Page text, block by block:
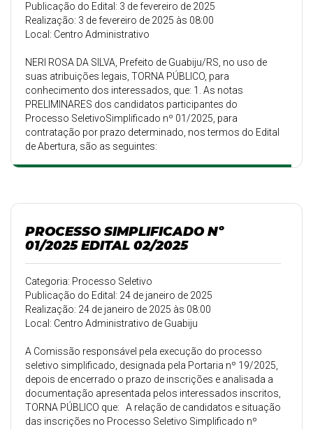
Publicação do Edital: 3 de fevereiro de 2025
Realização: 3 de fevereiro de 2025 às 08:00
Local: Centro Administrativo
NERI ROSA DA SILVA, Prefeito de Guabiju/RS, no uso de
suas atribuições legais, TORNA PÚBLICO, para
conhecimento dos interessados, que: 1. As notas
PRELIMINARES dos candidatos participantes do
Processo SeletivoSimplificado nº 01/2025, para
contratação por prazo determinado, nos termos do Edital
de Abertura, são as seguintes:
PROCESSO SIMPLIFICADO Nº
01/2025 EDITAL 02/2025
Categoria: Processo Seletivo
Publicação do Edital: 24 de janeiro de 2025
Realização: 24 de janeiro de 2025 às 08:00
Local: Centro Administrativo de Guabiju
A Comissão responsável pela execução do processo
seletivo simplificado, designada pela Portaria nº 19/2025,
depois de encerrado o prazo de inscrições e analisada a
documentação apresentada pelos interessados inscritos,
TORNA PÚBLICO que: A relação de candidatos e situação
das inscrições no Processo Seletivo Simplificado nº